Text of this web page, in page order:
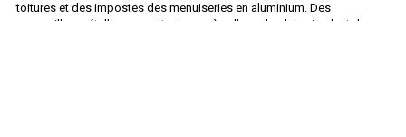
toitures et des impostes des menuiseries en aluminium. Des
gargouilles métalliques mettent en scène l’eau de pluie circulant du